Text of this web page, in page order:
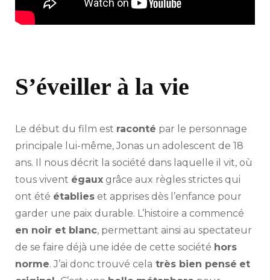
S’éveiller à la vie
Le début du film est raconté par le personnage
principale lui-même, Jonas un adolescent de 18
ans. Il nous décrit la société dans laquelle il vit, où
tous vivent égaux grâce aux règles strictes qui
ont été établies et apprises dès l’enfance pour
garder une paix durable. L’histoire a commencé
en noir et blanc, permettant ainsi au spectateur
de se faire déjà une idée de cette société hors
norme. J’ai donc trouvé cela très bien pensé et